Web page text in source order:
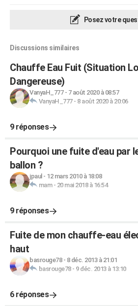
Posez votre
Discussions similaires
Chauffe Eau Fuit (Situation
Dangereuse)
VanyaH_777- 7 août 2020 à 08:57
VanyaH_777- 8 août 2020 à 20:06
9 réponses
Pourquoi une fuite d'eau par
ballon ?
jpaul - 12 mars 2010 à 18:08
mam- 20 mai 2018 à 16:54
9 réponses
Fuite de mon chauffe-eau
haut
basrouge78- 8 déc. 2013 à 21:01
basrouge78- 9 déc. 2013 à 13:10
6 réponses